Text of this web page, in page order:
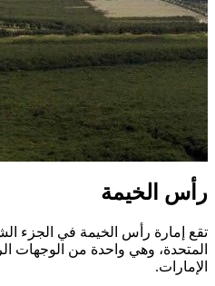
رأس الخيمة
تقع إمارة رأس الخيمة في الجزء
المتحدة، وهي واحدة من الوجهات
الإمارات.